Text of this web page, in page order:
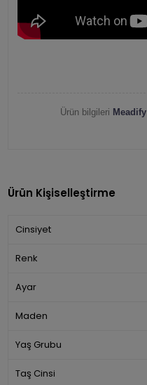
Ürün bilgileri Meadify
Ürün Kişiselleştirme
Cinsiyet
Renk
Ayar
Maden
Yaş Grubu
Taş Cinsi